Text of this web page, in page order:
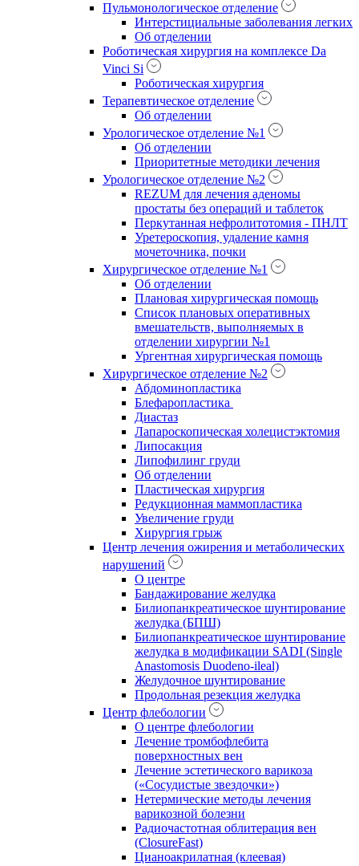
Пульмонологическое отделение
Интерстициальные заболевания легких
Об отделении
Роботическая хирургия на комплексе Da
Vinci Si
Роботическая хирургия
Терапевтическое отделение
Об отделении
Урологическое отделение №1
Об отделении
Приоритетные методики лечения
Урологическое отделение №2
REZUM для лечения аденомы
простаты без операций и таблеток
Перкутанная нефролитотомия - ПНЛТ
Уретероскопия, удаление камня
мочеточника, почки
Хирургическое отделение №1
Об отделении
Плановая хирургическая помощь
Список плановых оперативных
вмешательств, выполняемых в
отделении хирургии №1
Ургентная хирургическая помощь
Хирургическое отделение №2
Абдоминопластика
Блефаропластика
Диастаз
Лапароскопическая холецистэктомия
Липосакция
Липофилинг груди
Об отделении
Пластическая хирургия
Редукционная маммопластика
Увеличение груди
Хирургия грыж
Центр лечения ожирения и метаболических
нарушений
О центре
Бандажирование желудка
Билиопанкреатическое шунтирование
желудка (БПШ)
Билиопанкреатическое шунтирование
желудка в модификации SADI (Single
Anastomosis Duodeno-ileal)
Желудочное шунтирование
Продольная резекция желудка
Центр флебологии
О центре флебологии
Лечение тромбофлебита
поверхностных вен
Лечение эстетического варикоза
(«Сосудистые звездочки»)
Нетермические методы лечения
варикозной болезни
Радиочастотная облитерация вен
(ClosureFast)
Цианоакрилатная (клеевая)